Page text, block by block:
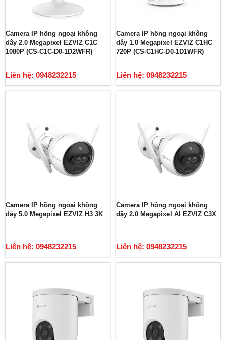
Camera IP hồng ngoại không
dây 2.0 Megapixel EZVIZ C1C
1080P (CS-C1C-D0-1D2WFR)
Liên hệ: 0948232215
Camera IP hồng ngoại không
dây 1.0 Megapixel EZVIZ C1HC
720P (CS-C1HC-D0-1D1WFR)
Liên hệ: 0948232215
Camera IP hồng ngoại không
dây 5.0 Megapixel EZVIZ H3 3K
Liên hệ: 0948232215
Camera IP hồng ngoại không
dây 2.0 Megapixel AI EZVIZ C3X
Liên hệ: 0948232215